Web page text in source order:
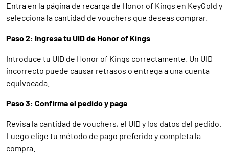
Entra en la página de recarga de Honor of Kings en KeyGold y
selecciona la cantidad de vouchers que deseas comprar.
Paso 2: Ingresa tu UID de Honor of Kings
Introduce tu UID de Honor of Kings correctamente. Un UID
incorrecto puede causar retrasos o entrega a una cuenta
equivocada.
Paso 3: Confirma el pedido y paga
Revisa la cantidad de vouchers, el UID y los datos del pedido.
Luego elige tu método de pago preferido y completa la
compra.